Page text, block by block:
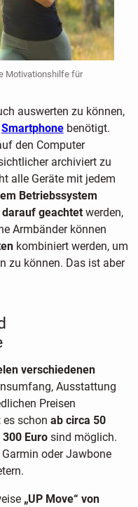
Motivationshilfe für
auswerten zu können,
Smartphonebenötigt.
den Computer
archiviert zu
alle Geräte mit jedem
Betriebssystem
darauf geachtetwerden,
Armbänder können
kombiniert werden, um
zu können. Das ist aber
verschiedenen
Ausstattung
Preisen
schon ab circa 50
Eurosind möglich.
Garmin oder Jawbone
„UP Move“ von